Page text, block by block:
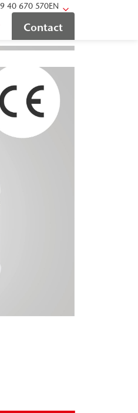
40 670 570EN
Contact